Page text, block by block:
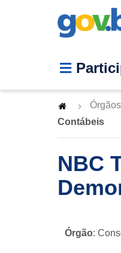
Contábeis
NBC
Órgão: